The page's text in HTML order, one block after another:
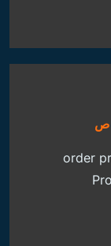
order